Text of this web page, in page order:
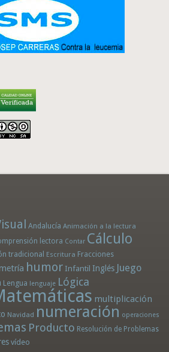
Andalucía Animación a la lectura
lectora Contar Cálculo
tradicional Escritura Fracciones
humor Infantil Inglés Juego
Lengua lenguaje Lógica
multiplicación
Navidad numeración operaciones
Producto Resolución de Problemas
vídeo